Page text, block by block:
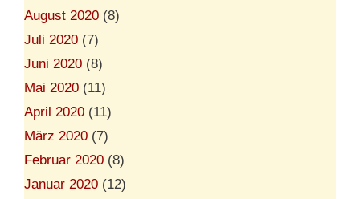
August 2020 (8)
Juli 2020 (7)
Juni 2020 (8)
Mai 2020 (11)
April 2020 (11)
März 2020 (7)
Februar 2020 (8)
Januar 2020 (12)